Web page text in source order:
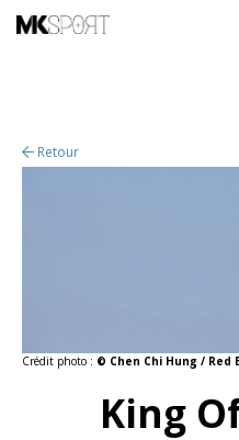
Retour
Crédit photo : © Chen Chi Hung / Red
King